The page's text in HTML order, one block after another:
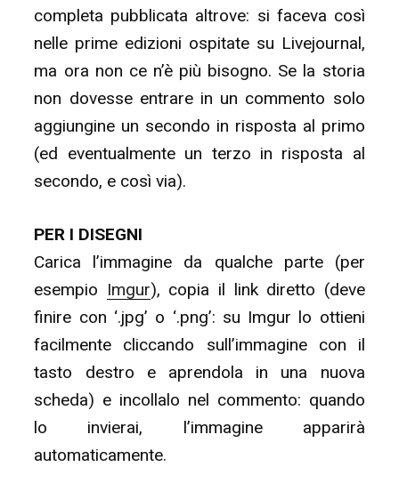
completa pubblicata altrove: si faceva così
nelle prime edizioni ospitate su Livejournal,
ma ora non ce n’è più bisogno. Se la storia
non dovesse entrare in un commento solo
aggiungine un secondo in risposta al primo
(ed eventualmente un terzo in risposta al
secondo, e così via).
PER I DISEGNI
Carica l’immagine da qualche parte (per
esempio Imgur), copia il link diretto (deve
finire con ‘.jpg’ o ‘.png’: su Imgur lo ottieni
facilmente cliccando sull’immagine con il
tasto destro e aprendola in una nuova
scheda) e incollalo nel commento: quando
lo invierai, l’immagine apparirà
automaticamente.